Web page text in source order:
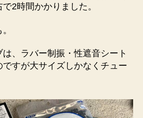
2時間かかりました。
、ラバー制振・性遮音シート
ですが大サイズしかなくチュー